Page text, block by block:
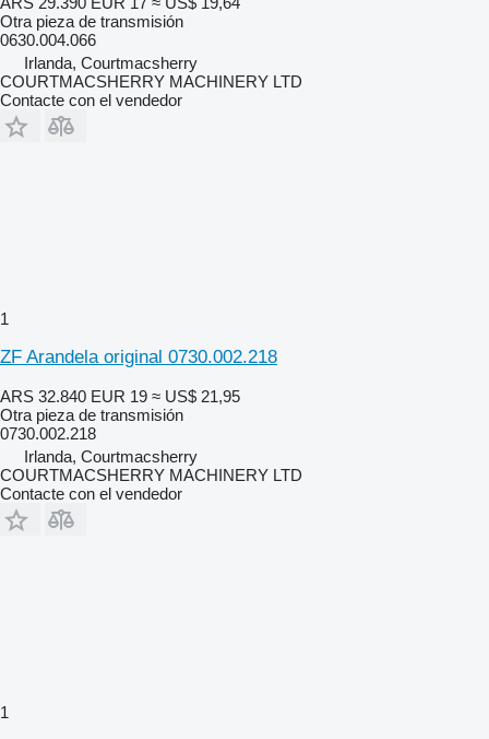
Otra pieza de transmisión
0630.004.066
Irlanda, Courtmacsherry
COURTMACSHERRY MACHINERY LTD
Contacte con el vendedor
1
ZF Arandela original 0730.002.218
ARS 32.840 EUR 19 ≈ US$ 21,95
Otra pieza de transmisión
0730.002.218
Irlanda, Courtmacsherry
COURTMACSHERRY MACHINERY LTD
Contacte con el vendedor
1